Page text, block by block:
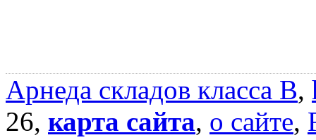
Арнеда складов класса B,
26, карта сайта, о сайте,